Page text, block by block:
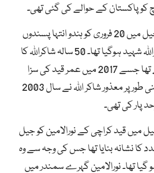
کو پاکستان کے حوالے کی گئی تھی۔
بھارت کی جے پور جیل میں 20 فروری کو ہندو انتہا پسندوں
کے تشدد سے شاکراللہ شہید ہوگیا تھا۔ 50 سالہ شاکراللہ کا
تعلق سیالکوٹ سے تھا جسے 2017 میں عمر قید کی سزا
سنائی گئی تھی۔ ذہنی طور پر معذور شاکر اللہ نے سال 2003
پار کی تھی۔
جیل میں قید کراچی کے نورالامین کو جیل
کا نشانہ بنایا تھا جس کی وجہ سے وہ
گیا تھا۔ نورالامین گہرے سمندر میں